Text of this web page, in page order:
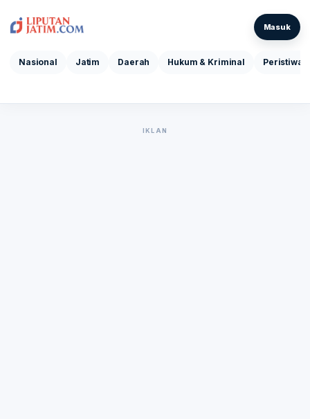
Nasional Jatim Daerah Hukum & Kriminal Peristiwa
Masuk
IKLAN